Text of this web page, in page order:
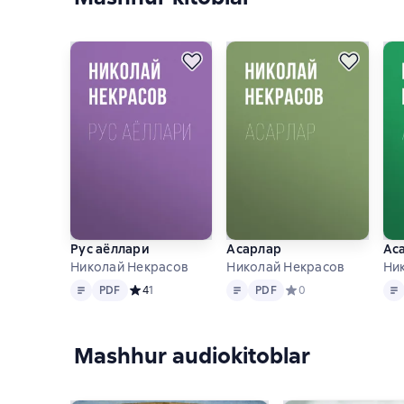
Рус аёллари
Николай Некрасов
Matn PDF
PDF Средний рейтинг 4 на основе 1 оценок
41
Асарлар
Николай Некрасов
Matn PDF
PDF Средний рейтинг 0 на
0 Matn
Mashhur audiokitoblar